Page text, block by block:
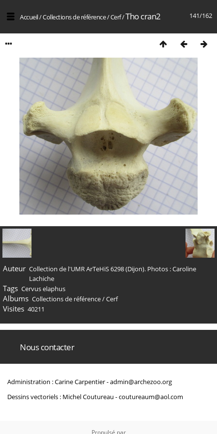
141/162
Accueil/Collections de référence/Cerf/Tho cran2
Auteur Collection de l'UMR ArTeHiS 6298 (Dijon). Photos : Caroline
Lachiche
Tags Cervus elaphus
Albums Collections de référence/Cerf
Visites 40211
Nous contacter
Administration : Carine Carpentier -admin@archezoo.org
Dessins vectoriels : Michel Coutureau -coutureaum@aol.com
Propulsé par